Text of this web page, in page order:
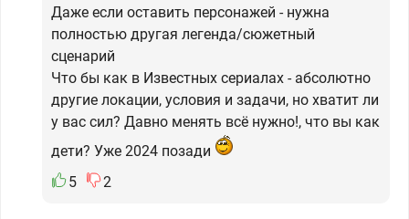
Даже если оставить персонажей - нужна
полностью другая легенда/сюжетный
сценарий
Что бы как в Известных сериалах - абсолютно
другие локации, условия и задачи, но хватит ли
у вас сил? Давно менять всё нужно!, что вы как
дети? Уже 2024 позади
5
2